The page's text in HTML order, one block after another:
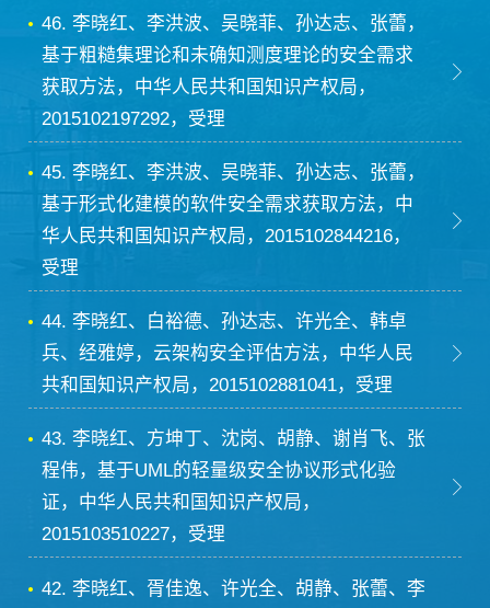
46. 李晓红、李洪波、吴晓菲、孙达志、张蕾，
基于粗糙集理论和未确知测度理论的安全需求
获取方法，中华人民共和国知识产权局，
2015102197292，受理
45. 李晓红、李洪波、吴晓菲、孙达志、张蕾，
基于形式化建模的软件安全需求获取方法，中
华人民共和国知识产权局，2015102844216，
受理
44. 李晓红、白裕德、孙达志、许光全、韩卓
兵、经雅婷，云架构安全评估方法，中华人民
共和国知识产权局，2015102881041，受理
43. 李晓红、方坤丁、沈岗、胡静、谢肖飞、张
程伟，基于UML的轻量级安全协议形式化验
证，中华人民共和国知识产权局，
2015103510227，受理
42. 李晓红、胥佳逸、许光全、胡静、张蕾、李